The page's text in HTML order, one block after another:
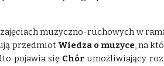
muzyczno-ruchowych w
przedmiot Wiedza o muzyce, na
pojawia się Chór umożliwiający